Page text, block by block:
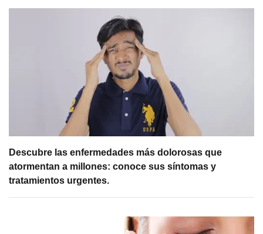
Descubre las enfermedades más dolorosas que
atormentan a millones: conoce sus síntomas y
tratamientos urgentes.